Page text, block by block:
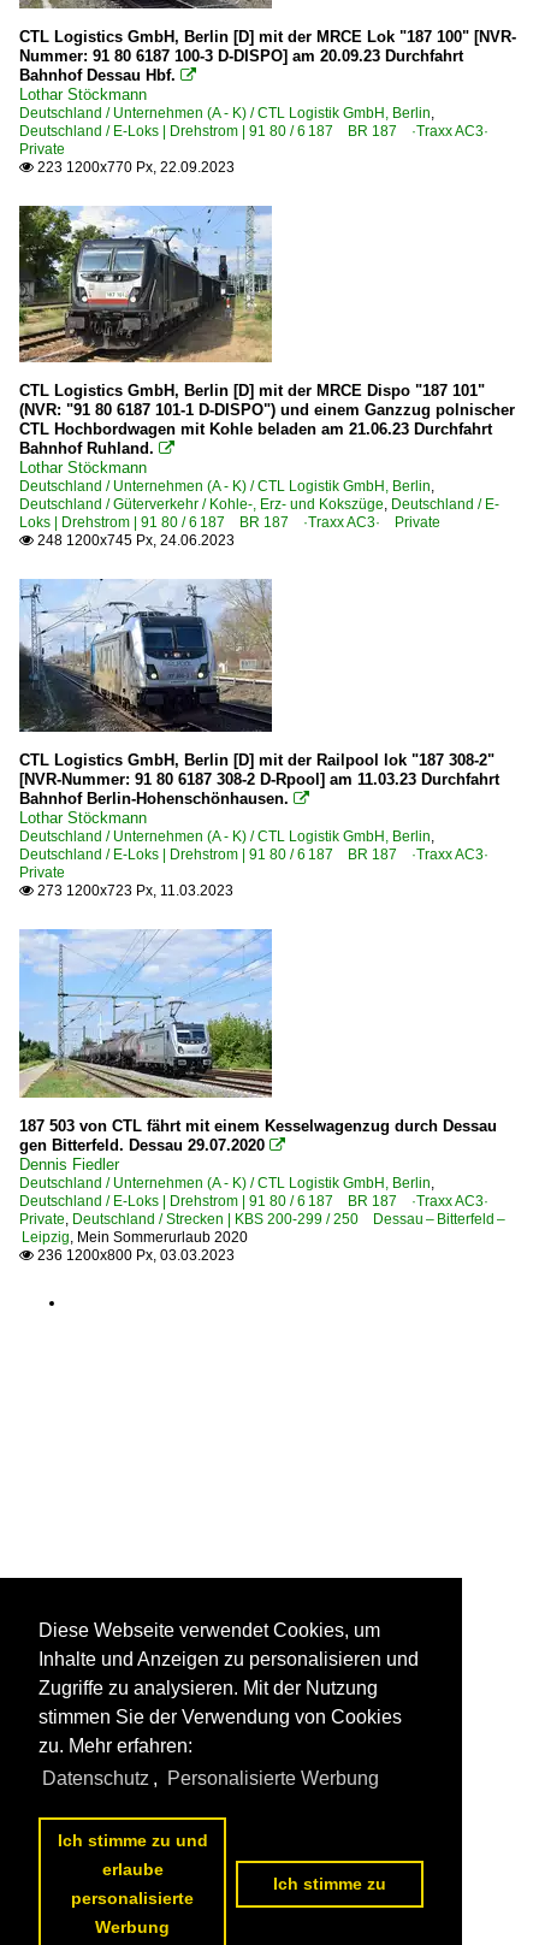
CTL Logistics GmbH, Berlin [D] mit der MRCE Lok "187 100" [NVR-
Nummer: 91 80 6187 100-3 D-DISPO] am 20.09.23 Durchfahrt
Bahnhof Dessau Hbf. 
Lothar Stöckmann
Deutschland / Unternehmen (A - K) / CTL Logistik GmbH, Berlin,
Deutschland / E-Loks | Drehstrom | 91 80 / 6 187 BR 187 ·Traxx AC3·
Private
 223 1200x770 Px, 22.09.2023
CTL Logistics GmbH, Berlin [D] mit der MRCE Dispo "187 101"
(NVR: "91 80 6187 101-1 D-DISPO") und einem Ganzzug polnischer
CTL Hochbordwagen mit Kohle beladen am 21.06.23 Durchfahrt
Bahnhof Ruhland. 
Lothar Stöckmann
Deutschland / Unternehmen (A - K) / CTL Logistik GmbH, Berlin,
Deutschland / Güterverkehr / Kohle-, Erz- und Kokszüge, Deutschland / E-
Loks | Drehstrom | 91 80 / 6 187 BR 187 ·Traxx AC3· Private
 248 1200x745 Px, 24.06.2023
CTL Logistics GmbH, Berlin [D] mit der Railpool lok "187 308-2"
[NVR-Nummer: 91 80 6187 308-2 D-Rpool] am 11.03.23 Durchfahrt
Bahnhof Berlin-Hohenschönhausen. 
Lothar Stöckmann
Deutschland / Unternehmen (A - K) / CTL Logistik GmbH, Berlin,
Deutschland / E-Loks | Drehstrom | 91 80 / 6 187 BR 187 ·Traxx AC3·
Private
 273 1200x723 Px, 11.03.2023
187 503 von CTL fährt mit einem Kesselwagenzug durch Dessau
gen Bitterfeld. Dessau 29.07.2020 
Dennis Fiedler
Deutschland / Unternehmen (A - K) / CTL Logistik GmbH, Berlin,
Deutschland / E-Loks | Drehstrom | 91 80 / 6 187 BR 187 ·Traxx AC3·
Private, Deutschland / Strecken | KBS 200-299 / 250 Dessau – Bitterfeld –
Leipzig, Mein Sommerurlaub 2020
 236 1200x800 Px, 03.03.2023
3 4 5 6 7 8 9 nächste Seite >>
Diese Webseite verwendet Cookies, um
Inhalte und Anzeigen zu personalisieren und
Zugriffe zu analysieren. Mit der Nutzung
stimmen Sie der Verwendung von Cookies
zu. Mehr erfahren:
Datenschutz , Personalisierte Werbung
Ich stimme zu und
erlaube
personalisierte
Werbung
Ich stimme zu